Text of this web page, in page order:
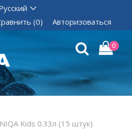
(0) Авторизоваться
0
Kids 0.33л (15 штук)